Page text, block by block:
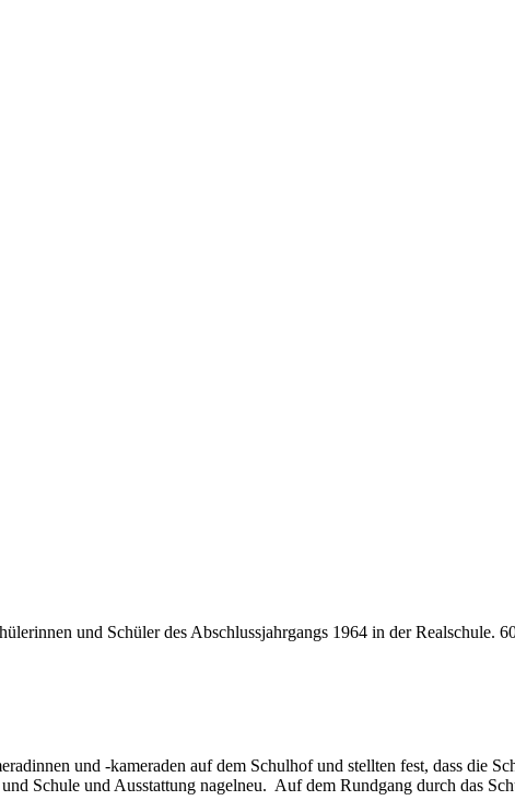
und Schüler des Abschlussjahrgangs 1964 in der Realschule.
und -kameraden auf dem Schulhof und stellten fest, dass die
Schule und Ausstattung nagelneu. Auf dem Rundgang durch das